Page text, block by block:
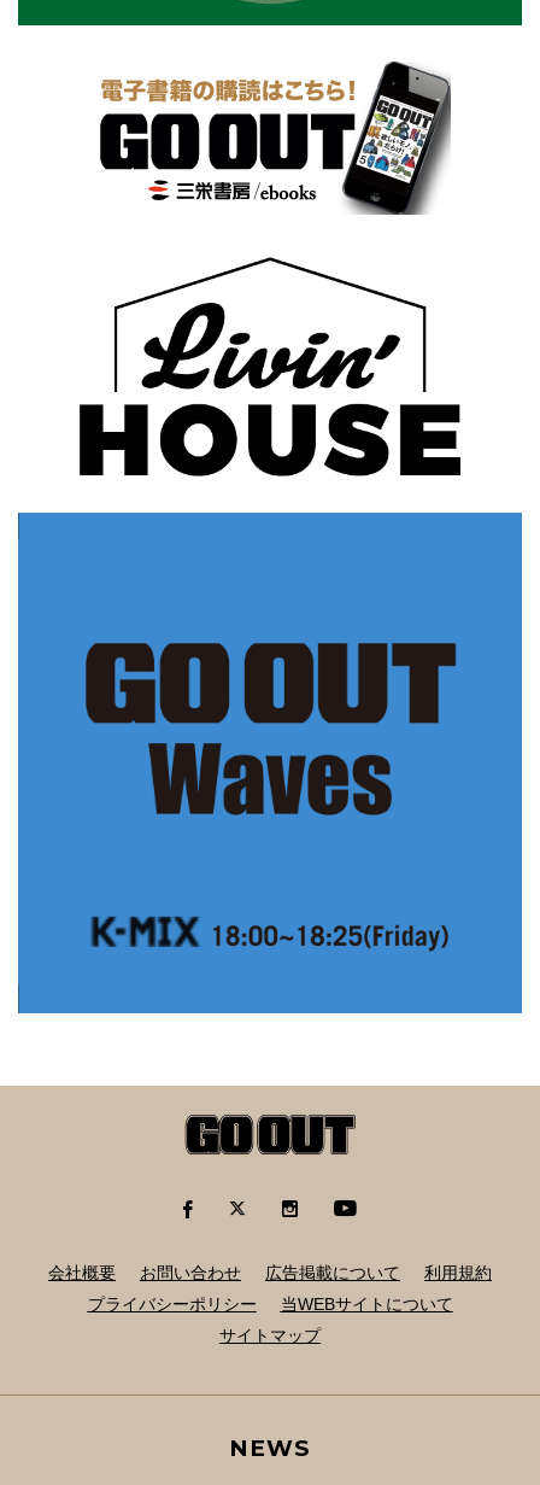
会社概要 お問い合わせ 広告掲載について
利用規約
プライバシーポリシー
当WEBサイトについて
サイトマップ
NEWS